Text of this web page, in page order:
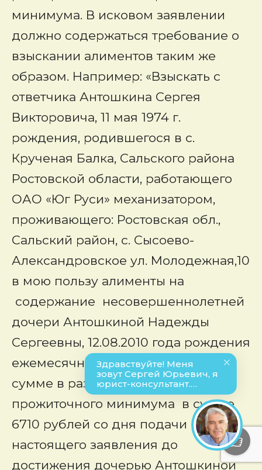
минимума. В исковом заявлении
должно содержаться требование о
взыскании алиментов таким же
образом. Например: «Взыскать с
ответчика Антошкина Сергея
Викторовича, 11 мая 1974 г.
рождения, родившегося в с.
Крученая Балка, Сальского района
Ростовской области, работающего
ОАО «Юг Руси» механизатором,
проживающего: Ростовская обл.,
Сальский район, с. Сысоево-
Александровское ул. Молодежная,10
в мою пользу алименты на
содержание несовершеннолетней
дочери Антошкиной Надежды
Сергеевны, 12.08.2010 года рождения
ежемесячно в твердой денежной
сумме в размере одного
прожиточного минимума в сумме
6710 рублей со дня подачи
настоящего заявления до
достижения дочерью Антошкиной